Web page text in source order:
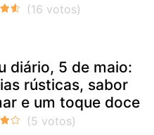
diário, 5 de maio:
rústicas, sabor
e um toque doce